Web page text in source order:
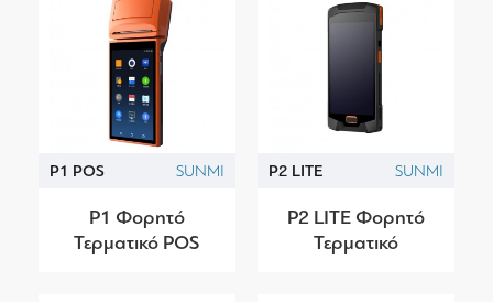
P1 POS SUNMI
P1 Φορητό
Τερματικό POS
P2 LITE SUNMI
P2 LITE Φορητό
Τερματικό